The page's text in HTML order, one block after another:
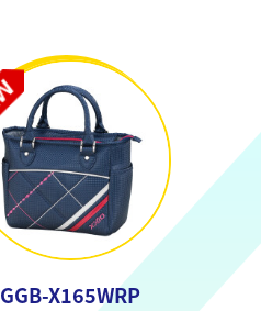
GGB-X165WRP